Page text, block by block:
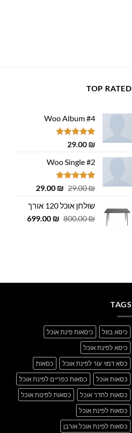
TOP RATED
Woo Album #4
דורג5.00
29.00 ₪
Woo Single #2
דורג4.75
29.00₪
המחיר
היה:
29.00 ₪.
29.00 ₪
המחיר
הוא:
29.00 ₪.
שולחן אוכל 120 אורך
800.00₪
המחיר
699.00 ₪
המחיר
TAGS
כיסא בזול
כיסאות פינת אוכל
כיסא לפינת אוכל
כסא דמוי עור לפינת אוכל
כסאות
כסאות אוכל
כסאות כפריים לפינת אוכל
כסאות לחדר אוכל
כסאות לפינות אוכל
כסאות לפינת אוכל
כסאות לפינת אוכל אורבן